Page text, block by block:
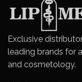
Exclusive
leading brands for
and cosmetology.